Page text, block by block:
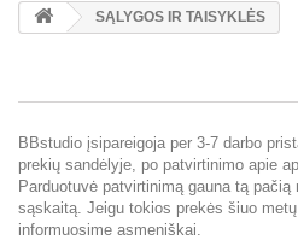
SĄLYGOS IR TAISYKLĖS
BBstudio įsipareigoja per 3-7 darbo
prekių sandėlyje, po patvirtinimo apie
Parduotuvė patvirtinimą gauna tą
sąskaitą. Jeigu tokios prekės šiuo
informuosime asmeniškai.